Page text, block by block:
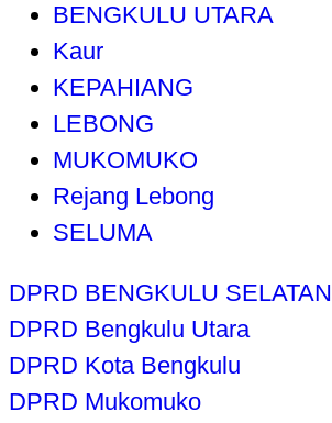
BENGKULU UTARA
Kaur
KEPAHIANG
LEBONG
MUKOMUKO
Rejang Lebong
SELUMA
DPRD BENGKULU SELATAN
DPRD Bengkulu Utara
DPRD Kota Bengkulu
DPRD Mukomuko